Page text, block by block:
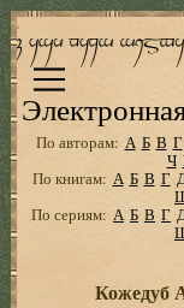
По авторам: А Б В Г
Ч
По книгам: А Б В Г
По сериям: А Б В Г
Кожедуб